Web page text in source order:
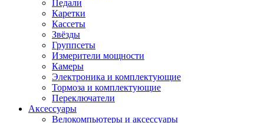
Педали
Каретки
Кассеты
Звёзды
Группсеты
Измерители мощности
Камеры
Электроника и комплектующие
Тормоза и комплектующие
Переключатели
Аксессуары
Велокомпьютеры и аксессуары